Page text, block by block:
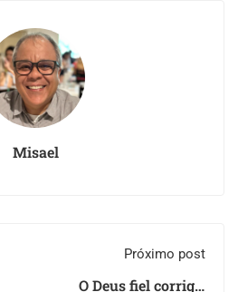
Misael
Próximo post
O Deus fiel corrige: